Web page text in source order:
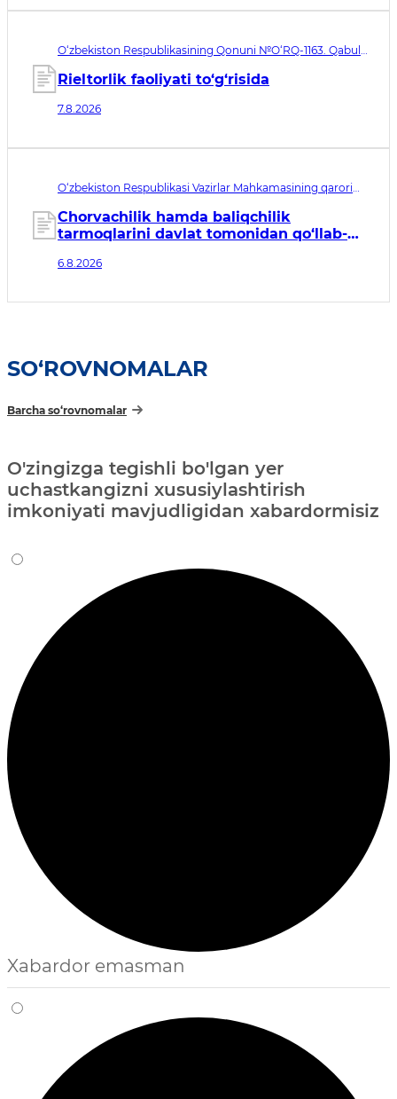
O‘zbekiston Respublikasining Qonuni №O‘RQ-1163. Qabul
Rieltorlik faoliyati to‘g‘risida
7.8.2026
O‘zbekiston Respublikasi Vazirlar Mahkamasining qarori
sanasi 07.08.2026
Chorvachilik hamda baliqchilik
tarmoqlarini davlat tomonidan qo‘llab-
tadbirlari to‘g‘risida
6.8.2026
SO‘ROVNOMALAR
Barcha so‘rovnomalar
O'zingizga tegishli bo'lgan yer
uchastkangizni xususiylashtirish
imkoniyati mavjudligidan xabardormisiz
Xabardor emasman